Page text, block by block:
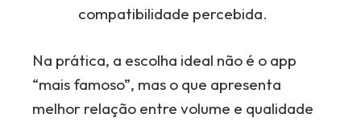
compatibilidade percebida.
Na prática, a escolha ideal não é o app
“mais famoso”, mas o que apresenta
melhor relação entre volume e qualidade